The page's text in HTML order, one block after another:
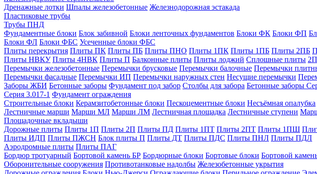
Дренажные лотки Шпалы железобетонные Железнодорожная эстакада
Пластиковые трубы
Трубы ПНД
Фундаментные блоки Блок забивной Блоки ленточных фундаментов Блоки ФК Блоки ФП
Блоки ФЛ Блоки ФБС Усеченные блоки ФБС
Плиты перекрытия Плиты ПК Плиты ПБ Плиты ПНО Плиты 1ПК Плиты 1ПБ Плиты 2ПБ
Плиты НВКУ Плиты 4НВК Плиты П Балконные плиты Плиты лоджий Сплошные плиты
Перемычки железобетонные Перемычки брусковые Перемычки балочные Перемычки
Перемычки фасадные Перемычки ИП Перемычки наружных стен Несущие перемычки
Заборы ЖБИ Бетонные заборы Фундамент под забор Столбы для забора Бетонные заборы
Серия 3.017-1 Фундамент ограждения
Строительные блоки Керамзитобетонные блоки Пескоцементные блоки Несъёмная опалубка
Лестничные марши Марши МЛ Марши ЛМ Лестничная площадка Лестничные ступени
Площадочные вкладыши
Дорожные плиты Плиты 1П Плиты 2П Плиты ПД Плиты 1ПТ Плиты 2ПТ Плиты 1ПШ
Плиты ИДП Плиты ПЖСН Блок плиты П Плиты ДТ Плиты ПДС Плиты ПНЛ Плиты ПДЛ
Аэродромные плиты Плиты ПАГ
Бордюр тротуарный Бортовой камень БР Бордюрные блоки Бортовые блоки Бортовой
Оборонительные сооружения Противотанковые надолбы Железобетонные укрытия